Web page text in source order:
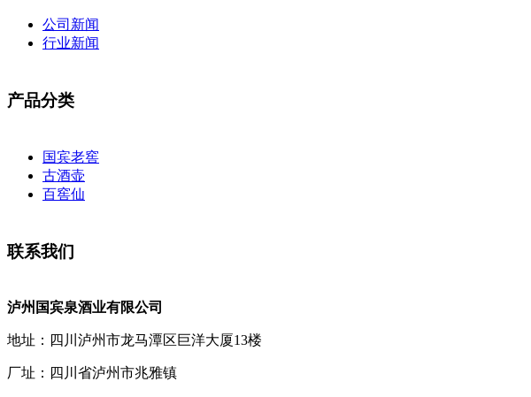
公司新闻
行业新闻
产品分类
国宾老窖
古酒壶
百窖仙
联系我们
泸州国宾泉酒业有限公司
地址：四川泸州市龙马潭区巨洋大厦13楼
厂址：四川省泸州市兆雅镇